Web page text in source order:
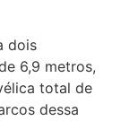
dois
6,9 metros,
total de
dessa